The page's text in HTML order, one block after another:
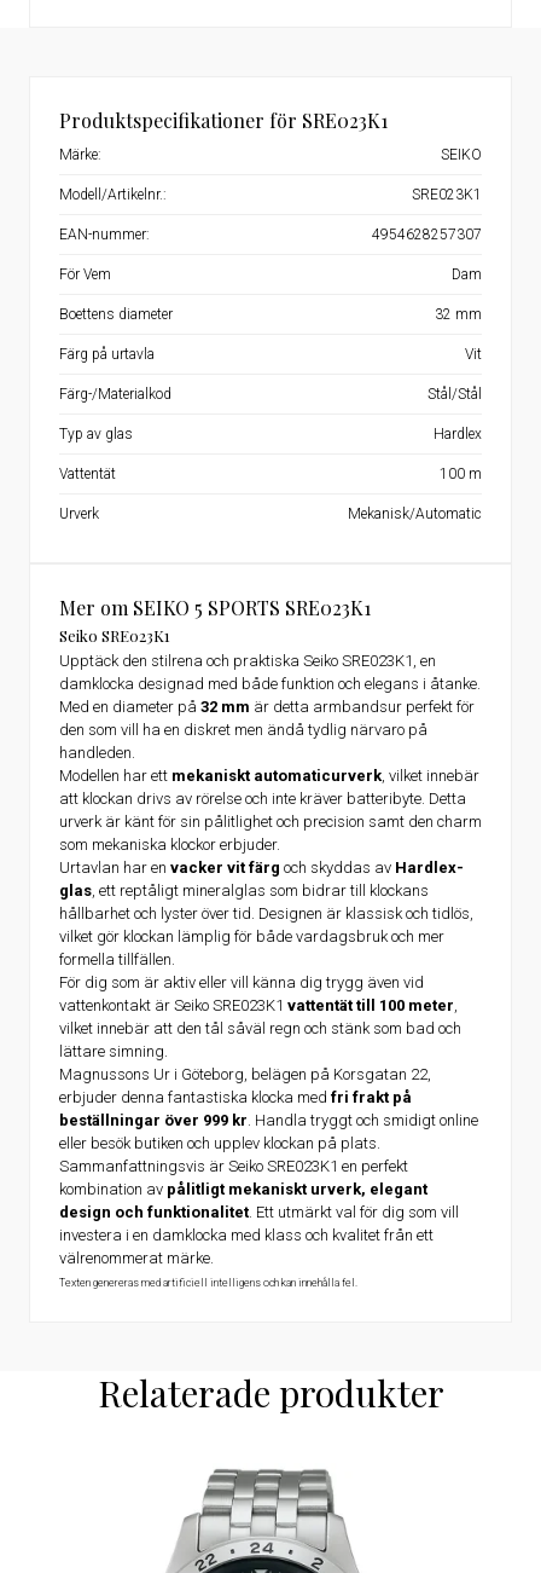
Mer om SEIKO 5 SPORTS SRE023K1
Seiko SRE023K1
Upptäck den stilrena och praktiska Seiko SRE023K1, en
damklocka designad med både funktion och elegans i åtanke.
Med en diameter på 32 mm är detta armbandsur perfekt för
den som vill ha en diskret men ändå tydlig närvaro på
handleden.
Modellen har ett mekaniskt automaticurverk, vilket innebär
att klockan drivs av rörelse och inte kräver batteribyte. Detta
urverk är känt för sin pålitlighet och precision samt den charm
som mekaniska klockor erbjuder.
Urtavlan har en vacker vit färg och skyddas av Hardlex-
glas, ett reptåligt mineralglas som bidrar till klockans
hållbarhet och lyster över tid. Designen är klassisk och tidlös,
vilket gör klockan lämplig för både vardagsbruk och mer
formella tillfällen.
För dig som är aktiv eller vill känna dig trygg även vid
vattenkontakt är Seiko SRE023K1 vattentät till 100 meter,
vilket innebär att den tål såväl regn och stänk som bad och
lättare simning.
Magnussons Ur i Göteborg, belägen på Korsgatan 22,
erbjuder denna fantastiska klocka med fri frakt på
beställningar över 999 kr. Handla tryggt och smidigt online
eller besök butiken och upplev klockan på plats.
Sammanfattningsvis är Seiko SRE023K1 en perfekt
kombination av pålitligt mekaniskt urverk, elegant
design och funktionalitet. Ett utmärkt val för dig som vill
investera i en damklocka med klass och kvalitet från ett
välrenommerat märke.
Texten genereras med artificiell intelligens och kan innehålla fel.
Produktspecifikationer för SRE023K1
Märke: SEIKO
Modell/Artikelnr.: SRE023K1
EAN-nummer: 4954628257307
För Vem Dam
Boettens diameter 32 mm
Färg på urtavla Vit
Färg-/Materialkod Stål/Stål
Typ av glas Hardlex
Vattentät 100 m
Urverk Mekanisk/Automatic
Relaterade produkter